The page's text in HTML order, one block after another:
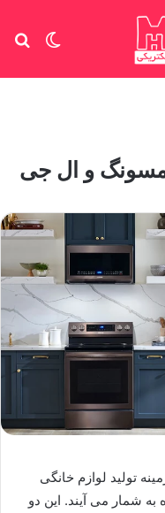
تغییر
و ال جی
تولید لوازم خانگی
به شمار می آیند. این دو